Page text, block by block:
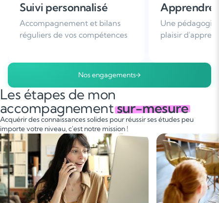
Apprendre avec plaisir
Une pédagogie basée sur le
plaisir d'apprendre
Plus de 96% de
nous
Nos engagements
Les étapes de mon
accompagnementsur-mesure
Acquérir des connaissances solides pour réussir ses études peu
importe votre niveau, c'est notre mission !